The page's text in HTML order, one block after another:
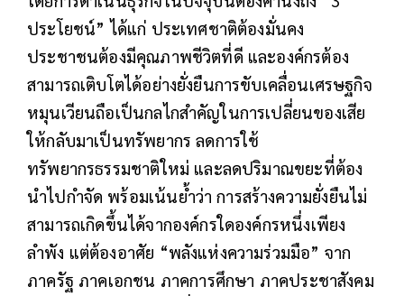
ประโยชน์” ได้แก่ ประเทศชาติต้องมั่นคง
ประชาชนต้องมีคุณภาพชีวิตที่ดี และองค์กรต้อง
สามารถเติบโตได้อย่างยั่งยืนการขับเคลื่อนเศรษฐกิจ
หมุนเวียนถือเป็นกลไกสำคัญในการเปลี่ยนของเสีย
ให้กลับมาเป็นทรัพยากร ลดการใช้
ทรัพยากรธรรมชาติใหม่ และลดปริมาณขยะที่ต้อง
นำไปกำจัด พร้อมเน้นย้ำว่า การสร้างความยั่งยืนไม่
สามารถเกิดขึ้นได้จากองค์กรใดองค์กรหนึ่งเพียง
ลำพัง แต่ต้องอาศัย “พลังแห่งความร่วมมือ” จาก
ภาครัฐ ภาคเอกชน ภาคการศึกษา ภาคประชาสังคม